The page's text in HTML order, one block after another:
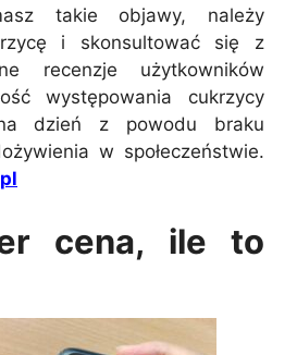
takie objawy, należy
i skonsultować się z
recenzje użytkowników
występowania cukrzycy
dzień z powodu braku
w społeczeństwie.
cena, ile to